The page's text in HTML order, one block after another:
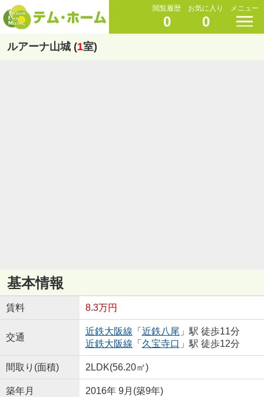
閲覧履歴
0
お気に入り
0
メニュー
ルアーナ山城 (1室)
基本情報
賃料 8.3万円
交通
近鉄大阪線 「 近鉄八尾 」駅 徒歩11分
近鉄大阪線 「 久宝寺口 」駅 徒歩12分
間取り(面積) 2LDK(56.20㎡)
築年月 2016年 9月(築9年)